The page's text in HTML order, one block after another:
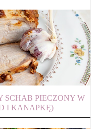
SCHAB PIECZONY W
I KANAPKĘ)